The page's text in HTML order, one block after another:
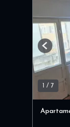
1 / 7
Previous